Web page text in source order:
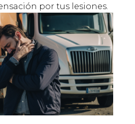
por tus lesiones.